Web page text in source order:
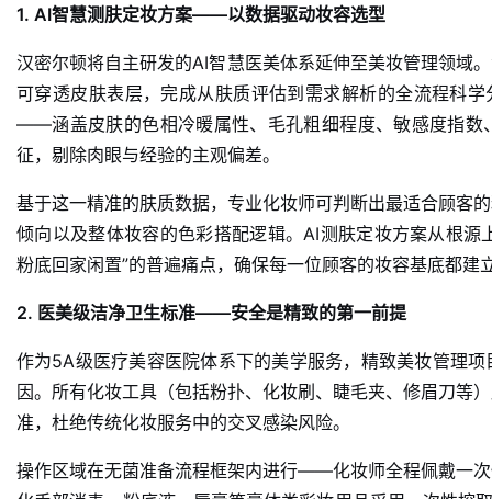
1. AI智慧测肤定妆方案——以数据驱动妆容选型
汉密尔顿将自主研发的AI智慧医美体系延伸至美妆管理领域
可穿透皮肤表层，完成从肤质评估到需求解析的全流程科学
——涵盖皮肤的色相冷暖属性、毛孔粗细程度、敏感度指数
征，剔除肉眼与经验的主观偏差。
基于这一精准的肤质数据，专业化妆师可判断出最适合顾客
倾向以及整体妆容的色彩搭配逻辑。AI测肤定妆方案从根源
粉底回家闲置”的普遍痛点，确保每一位顾客的妆容基底都
2. 医美级洁净卫生标准——安全是精致的第一前提
作为5A级医疗美容医院体系下的美学服务，精致美妆管理
因。所有化妆工具（包括粉扑、化妆刷、睫毛夹、修眉刀等
准，杜绝传统化妆服务中的交叉感染风险。
操作区域在无菌准备流程框架内进行——化妆师全程佩戴一